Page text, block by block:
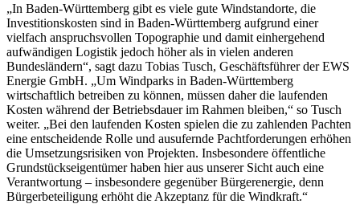
„In Baden-Württemberg gibt es viele gute Windstandorte, die
Investitionskosten sind in Baden-Württemberg aufgrund einer
vielfach anspruchsvollen Topographie und damit einhergehend
aufwändigen Logistik jedoch höher als in vielen anderen
Bundesländern“, sagt dazu Tobias Tusch, Geschäftsführer der EWS
Energie GmbH. „Um Windparks in Baden-Württemberg
wirtschaftlich betreiben zu können, müssen daher die laufenden
Kosten während der Betriebsdauer im Rahmen bleiben,“ so Tusch
weiter. „Bei den laufenden Kosten spielen die zu zahlenden Pachten
eine entscheidende Rolle und ausufernde Pachtforderungen erhöhen
die Umsetzungsrisiken von Projekten. Insbesondere öffentliche
Grundstückseigentümer haben hier aus unserer Sicht auch eine
Verantwortung – insbesondere gegenüber Bürgerenergie, denn
Bürgerbeteiligung erhöht die Akzeptanz für die Windkraft.“